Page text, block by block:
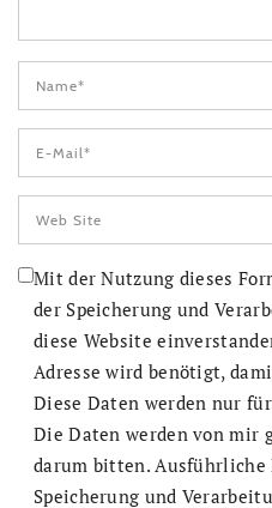
Mit der Nutzung dieses
der Speicherung und
diese Website
Adresse wird benötigt,
Diese Daten werden nur
Die Daten werden von mir
darum bitten.
Speicherung und